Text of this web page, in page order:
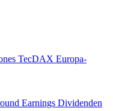
TecDAX Europa-
Earnings Dividenden